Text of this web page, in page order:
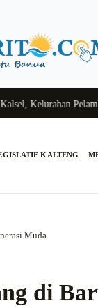
Pelambuan
KALTENG
Muda
di